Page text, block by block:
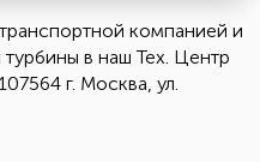
компанией и
в наш Тех. Центр
г. Москва, ул.